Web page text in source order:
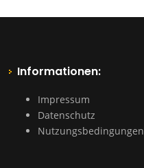
Informationen:
Impressum
Datenschutz
Nutzungsbedingungen